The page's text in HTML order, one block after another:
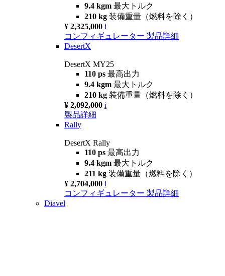
9.4 kgm 最大トルク
210 kg 装備重量（燃料を除く）
¥ 2,325,000 i
コンフィギュレーター 製品詳細
DesertX
DesertX MY25
110 ps 最高出力
9.4 kgm 最大トルク
210 kg 装備重量（燃料を除く）
¥ 2,092,000 i
製品詳細
Rally
DesertX Rally
110 ps 最高出力
9.4 kgm 最大トルク
211 kg 装備重量（燃料を除く）
¥ 2,704,000 i
コンフィギュレーター 製品詳細
Diavel